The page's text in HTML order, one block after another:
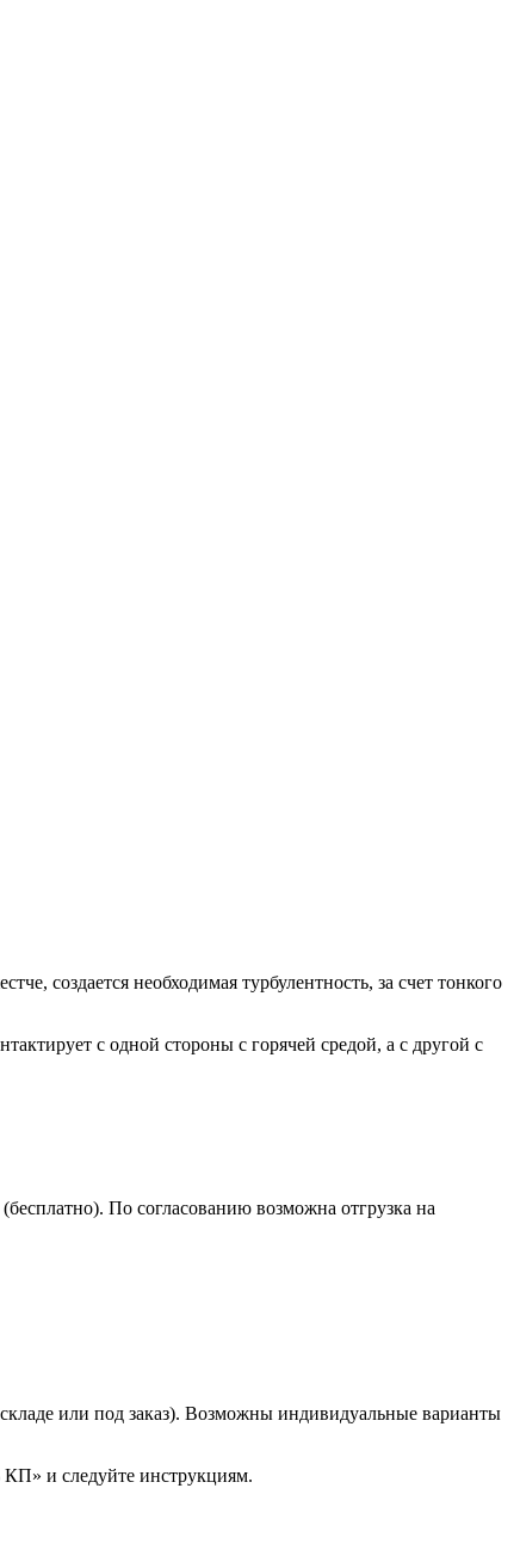
создается необходимая турбулентность, за счет тонкого
с одной стороны с горячей средой, а с другой с
По согласованию возможна отгрузка на
или под заказ). Возможны индивидуальные варианты
и следуйте инструкциям.